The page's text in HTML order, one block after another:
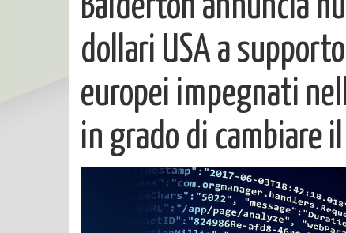
Balderton annuncia
dollari USA a
europei impegnati
in grado di cambiare